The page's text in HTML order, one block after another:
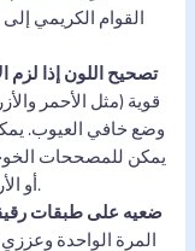
القوام الكريمي
تصحيح اللون إذا لزم
قوية (مثل الأحمر
وضع خافي العيوب.
يمكن للمصححات
أو الأرجواني. ضعي المصحح باعتدال وامزجيه جيدًا.
ضعيه على طبقات
المرة الواحدة وعززي